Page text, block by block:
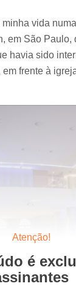
Atenção!
é
vida
em São Paulo,
havia sido
frente à